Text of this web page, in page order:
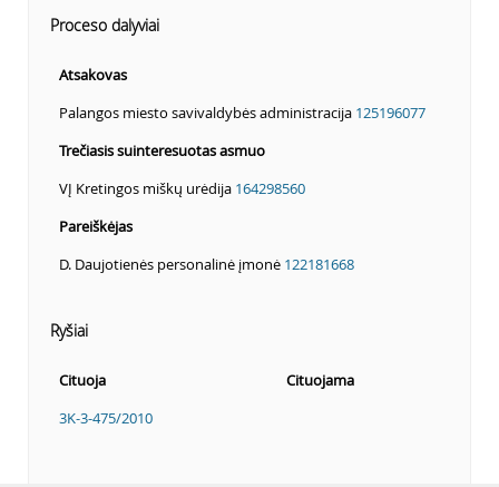
Proceso dalyviai
Atsakovas
Palangos miesto savivaldybės administracija 125196077
Trečiasis suinteresuotas asmuo
VĮ Kretingos miškų urėdija 164298560
Pareiškėjas
D. Daujotienės personalinė įmonė 122181668
Ryšiai
Cituoja
Cituojama
3K-3-475/2010